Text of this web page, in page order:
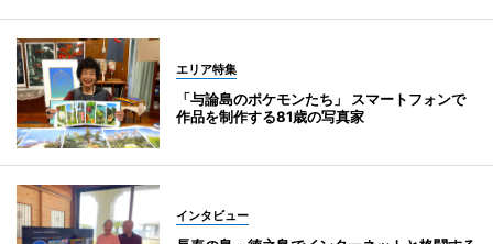
エリア特集
「与論島のポケモンたち」 スマートフォンで
作品を制作する81歳の写真家
インタビュー